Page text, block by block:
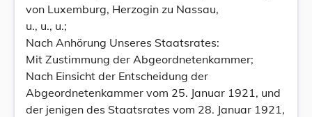
von Luxemburg, Herzogin zu Nassau,
u., u., u.;
Nach Anhörung Unseres Staatsrates:
Mit Zustimmung der Abgeordnetenkammer;
Nach Einsicht der Entscheidung der
Abgeordnetenkammer vom 25. Januar 1921, und
der jenigen des Staatsrates vom 28. Januar 1921,